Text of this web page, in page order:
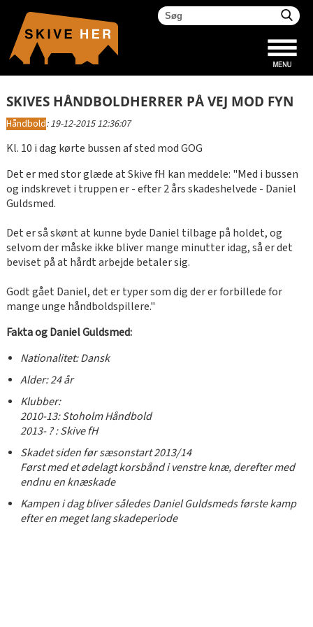
SKIVES HÅNDBOLDHERRER PÅ VEJ MOD FYN
Håndbold:19-12-2015 12:36:07
Kl. 10 i dag kørte bussen af sted mod GOG
Det er med stor glæde at Skive fH kan meddele: "Med i bussen
og indskrevet i truppen er - efter 2 års skadeshelvede - Daniel
Guldsmed.
Det er så skønt at kunne byde Daniel tilbage på holdet, og
selvom der måske ikke bliver mange minutter idag, så er det
beviset på at hårdt arbejde betaler sig.
Godt gået Daniel, det er typer som dig der er forbillede for
mange unge håndboldspillere."
Fakta og Daniel Guldsmed:
Nationalitet: Dansk
Alder: 24 år
Klubber:
2010-13: Stoholm Håndbold
2013- ? : Skive fH
Skadet siden før sæsonstart 2013/14
Først med et ødelagt korsbånd i venstre knæ, derefter med
endnu en knæskade
Kampen i dag bliver således Daniel Guldsmeds første kamp
efter en meget lang skadeperiode